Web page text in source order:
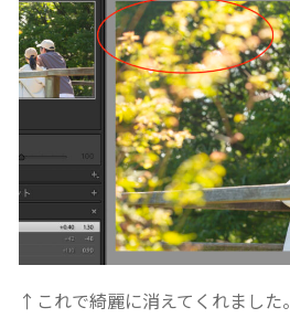
↑これで綺麗に消えてくれました。